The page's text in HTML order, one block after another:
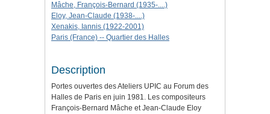
Mâche, François-Bernard (1935-....)
Eloy, Jean-Claude (1938-....)
Xenakis, Iannis (1922-2001)
Paris (France) -- Quartier des Halles
Description
Portes ouvertes des Ateliers UPIC au Forum des
Halles de Paris en juin 1981. Les compositeurs
François-Bernard Mâche et Jean-Claude Eloy